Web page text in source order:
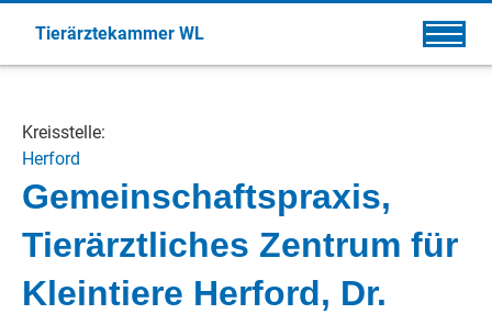
Tierärztekammer WL
Kreisstelle:
Herford
Gemeinschaftspraxis,
Tierärztliches Zentrum für
Kleintiere Herford, Dr.